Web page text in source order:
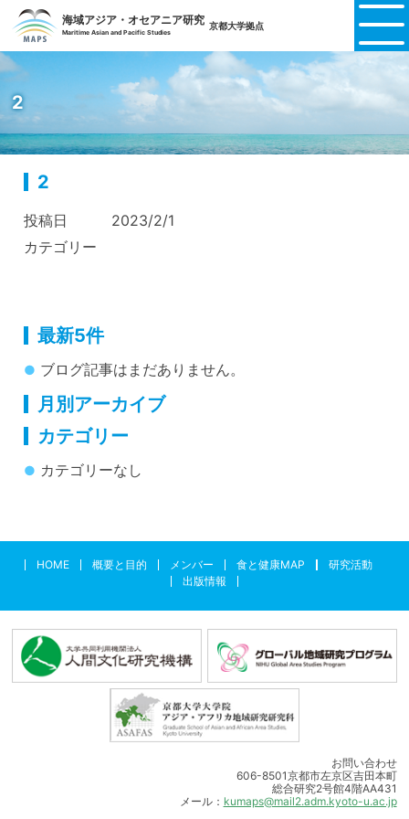
海域アジア・オセアニア研究
Maritime Asian and Pacific Studies
京都大学拠点
2
2
投稿日
2023/2/1
カテゴリー
最新5件
ブログ記事はまだありません。
月別アーカイブ
カテゴリー
カテゴリーなし
HOME 概要と目的 メンバー 食と健康MAP
研究活動
出版情報
お問い合わせ
606-8501京都市左京区吉田本町
総合研究2号館4階AA431
メール： kumaps@mail2.adm.kyoto-u.ac.jp